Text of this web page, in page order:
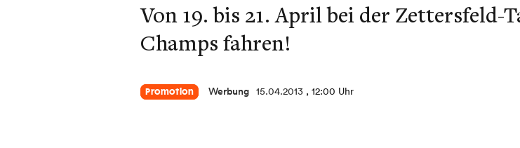
Von 19. bis 21. April bei der Zettersfeld-
Champs fahren!
Promotion Werbung 15.04.2013 , 12:00 Uhr